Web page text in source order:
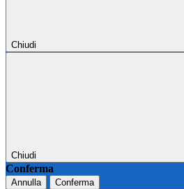
Chiudi
Chiudi
Conferma
Annulla Conferma